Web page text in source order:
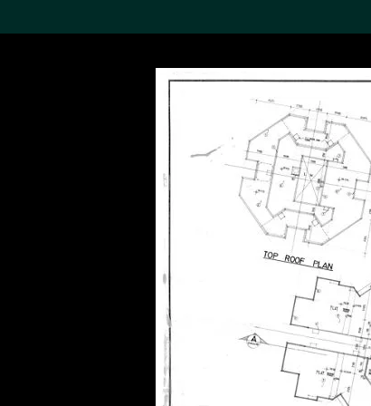
搜索M+藏品
19,052个结果
关于M+藏品
探索世界顶级的二十及二十
一世纪视觉文化藏品。